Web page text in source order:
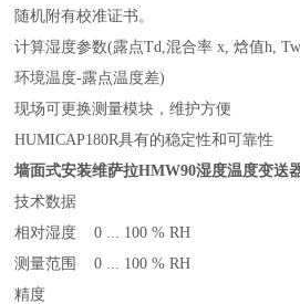
随机附有校准证书。
计算湿度参数(露点Td,混合率 x, 焓值h,
环境温度-露点温度差)
现场可更换测量模块，维护方便
HUMICAP180R具有的稳定性和可靠性
墙面式安装维萨拉HMW90湿度温度变送
技术数据
相对湿度 0 ... 100 % RH
测量范围 0 ... 100 % RH
精度